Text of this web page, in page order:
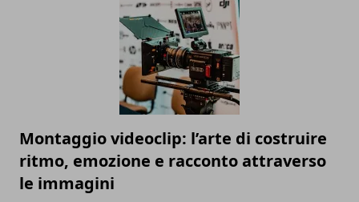
Montaggio videoclip: l’arte di costruire
ritmo, emozione e racconto attraverso
le immagini